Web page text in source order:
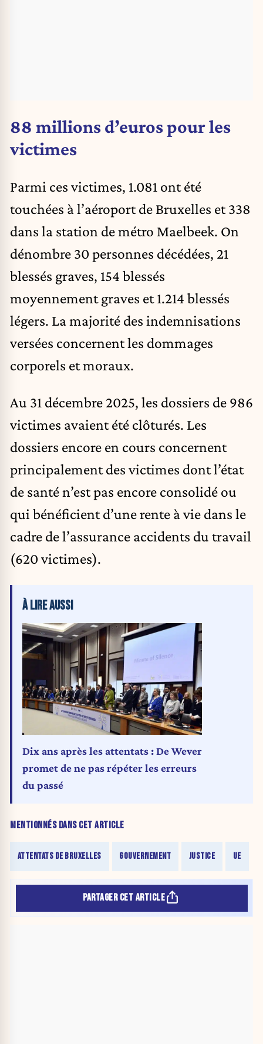
88 millions d’euros pour les
victimes
Parmi ces victimes, 1.081 ont été
touchées à l’aéroport de Bruxelles et 338
dans la station de métro Maelbeek. On
dénombre 30 personnes décédées, 21
blessés graves, 154 blessés
moyennement graves et 1.214 blessés
légers. La majorité des indemnisations
versées concernent les dommages
corporels et moraux.
Au 31 décembre 2025, les dossiers de 986
victimes avaient été clôturés. Les
dossiers encore en cours concernent
principalement des victimes dont l’état
de santé n’est pas encore consolidé ou
qui bénéficient d’une rente à vie dans le
cadre de l’assurance accidents du travail
(620 victimes).
MENTIONNÉS DANS CET ARTICLE
ATTENTATS DE BRUXELLES GOUVERNEMENT JUSTICE UE
À LIRE AUSSI
Dix ans après les attentats : De Wever
promet de ne pas répéter les erreurs
du passé
PARTAGER CET ARTICLE